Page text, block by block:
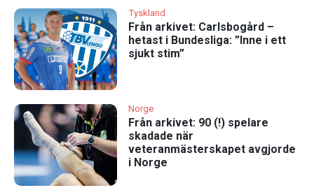
Tyskland
Från arkivet: Carlsbogård –
hetast i Bundesliga: ”Inne i ett
sjukt stim”
Norge
Från arkivet: 90 (!) spelare
skadade när
veteranmästerskapet avgjorde
i Norge